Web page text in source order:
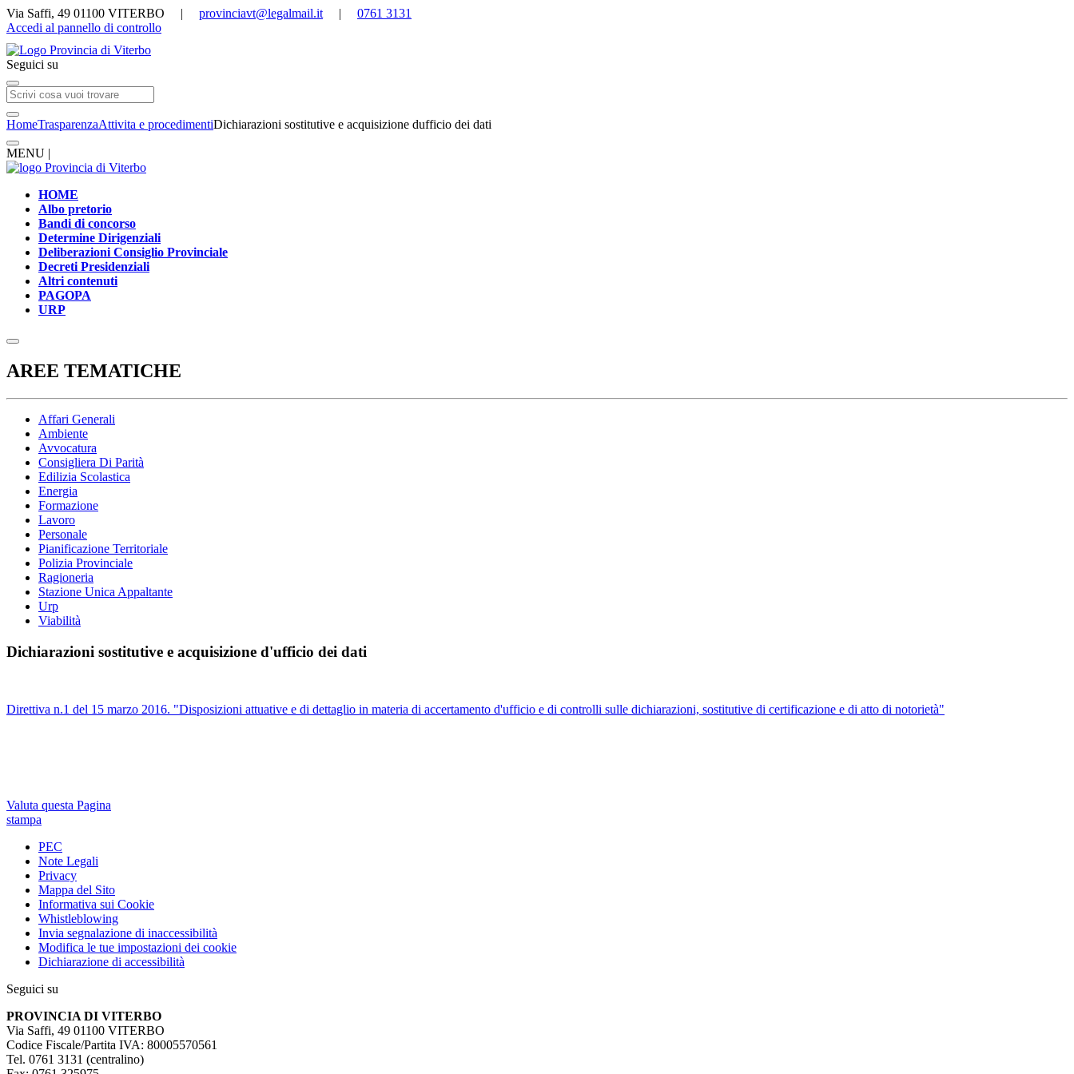
Via Saffi, 49 01100 VITERBO | provinciavt@legalmail.it | 0761 3131
Accedi al pannello di controllo
Seguici su
HomeTrasparenzaAttivita e procedimentiDichiarazioni sostitutive e acquisizione dufficio dei dati
MENU |
HOME
Albo pretorio
Bandi di concorso
Determine Dirigenziali
Deliberazioni Consiglio Provinciale
Decreti Presidenziali
Altri contenuti
PAGOPA
URP
AREE TEMATICHE
Affari Generali
Ambiente
Avvocatura
Consigliera Di Parità
Edilizia Scolastica
Energia
Formazione
Lavoro
Personale
Pianificazione Territoriale
Polizia Provinciale
Ragioneria
Stazione Unica Appaltante
Urp
Viabilità
Dichiarazioni sostitutive e acquisizione d'ufficio dei dati
Direttiva n.1 del 15 marzo 2016. "Disposizioni attuative e di dettaglio in materia di accertamento d'ufficio e di controlli sulle dichiarazioni, sostitutive di certificazione e di atto di notorietà"
Valuta questa Pagina
stampa
PEC
Note Legali
Privacy
Mappa del Sito
Informativa sui Cookie
Whistleblowing
Invia segnalazione di inaccessibilità
Modifica le tue impostazioni dei cookie
Dichiarazione di accessibilità
Seguici su
PROVINCIA DI VITERBO
Via Saffi, 49 01100 VITERBO
Codice Fiscale/Partita IVA: 80005570561
Tel. 0761 3131 (centralino)